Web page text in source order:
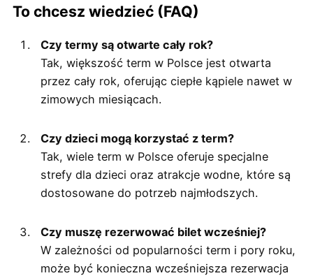
To chcesz wiedzieć (FAQ)
Czy termy są otwarte cały rok?
Tak, większość term w Polsce jest otwarta
przez cały rok, oferując ciepłe kąpiele nawet w
zimowych miesiącach.
Czy dzieci mogą korzystać z term?
Tak, wiele term w Polsce oferuje specjalne
strefy dla dzieci oraz atrakcje wodne, które są
dostosowane do potrzeb najmłodszych.
Czy muszę rezerwować bilet wcześniej?
W zależności od popularności term i pory roku,
może być konieczna wcześniejsza rezerwacja